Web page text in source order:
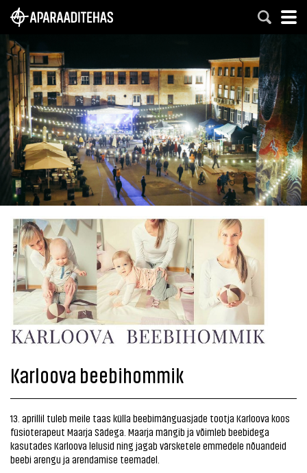
Karloova beebihommik
13. aprillil tuleb meile taas külla beebimänguasjade tootja Karloova koos
füsioterapeut Maarja Sädega. Maarja mängib ja võimleb beebidega
kasutades Karloova lelusid ning jagab värsketele emmedele nõuandeid
beebi arengu ja arendamise teemadel.